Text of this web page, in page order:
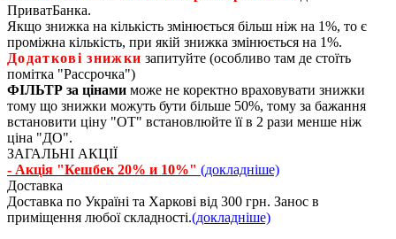
ПриватБанка.
Якщо знижка на кількість змінюється більш ніж на 1%, то є
проміжна кількість, при якій знижка змінюється на 1%.
Додаткові знижки запитуйте (особливо там де стоїть
помітка "Рассрочка")
ФІЛЬТР за цінами може не коректно враховувати знижки
тому що знижки можуть бути більше 50%, тому за бажання
встановити ціну "ОТ" встановлюйте її в 2 рази менше ніж
ціна "ДО".
ЗАГАЛЬНІ АКЦІЇ
- Акція "Кешбек 20% и 10%" (докладніше)
Доставка
Доставка по Україні та Харкові від 300 грн. Занос в
приміщення любої складності.(докладніше)